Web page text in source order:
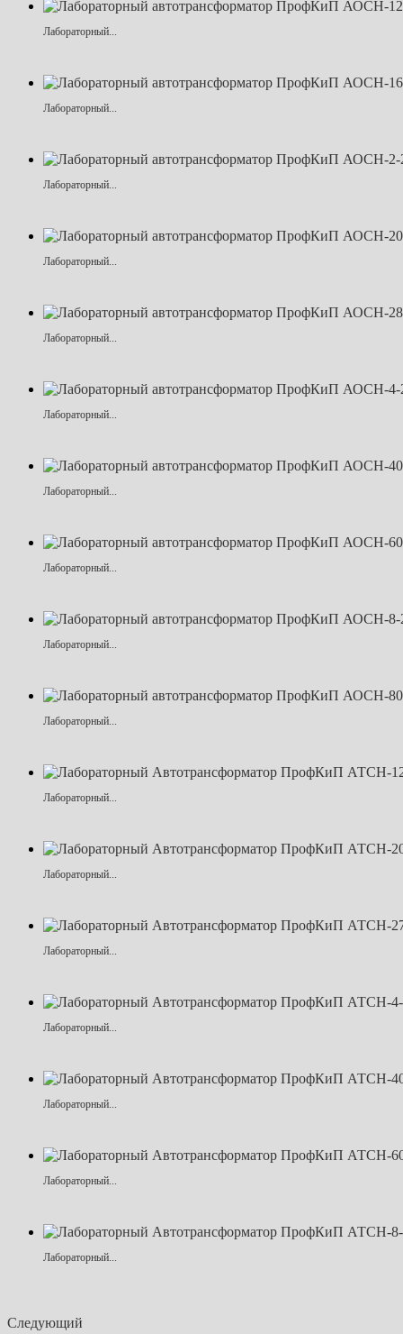
Лабораторный...
Лабораторный...
Лабораторный...
Лабораторный...
Лабораторный...
Лабораторный...
Лабораторный...
Лабораторный...
Лабораторный...
Лабораторный...
Лабораторный...
Лабораторный...
Лабораторный...
Лабораторный...
Лабораторный...
Лабораторный...
Лабораторный...
Следующий